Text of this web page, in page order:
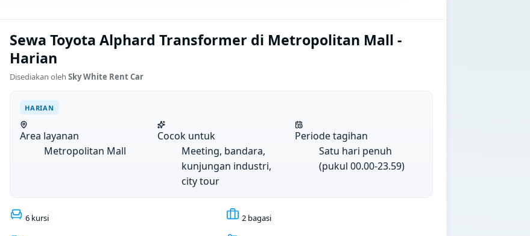
Sewa Toyota Alphard Transformer di Metropolitan Mall -
Harian
Disediakan oleh Sky White Rent Car
HARIAN
Area layanan
Metropolitan Mall
Cocok untuk
Meeting, bandara,
kunjungan industri,
city tour
Periode tagihan
Satu hari penuh
(pukul 00.00-23.59)
6 kursi 2 bagasi